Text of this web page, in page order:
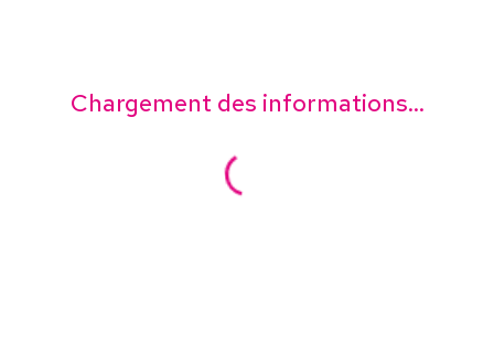
Chargement des informations...